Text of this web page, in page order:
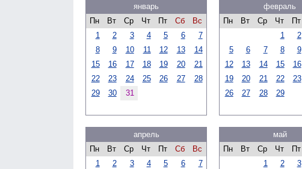
январь
Пн
Вт Ср Чт Пт Сб
Вс
1
2 3 4 5 6
7
8
9 10 11 12 13
14
15
16 17 18 19 20
21
22
23 24 25 26 27
28
29
30 31
февраль
Пн
Вт Ср Чт Пт
1
2
5
6 7 8 9
12
13 14 15 16
19
20 21 22 23
26
27 28 29
апрель
Пн
Вт Ср Чт Пт Сб
Вс
1
2 3 4 5 6
7
май
Пн
Вт Ср Чт Пт
1
2 3